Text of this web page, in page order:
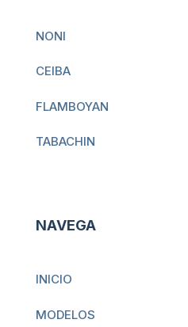
NONI
CEIBA
FLAMBOYAN
TABACHIN
NAVEGA
INICIO
MODELOS